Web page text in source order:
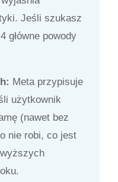
Jeśli szukasz
główne powody
Meta przypisuje
użytkownik
(nawet bez
nie robi, co jest